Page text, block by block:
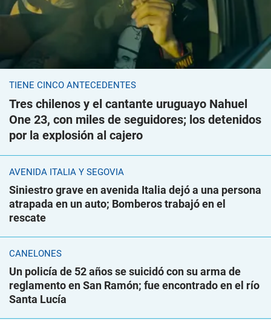
TIENE CINCO ANTECEDENTES
Tres chilenos y el cantante uruguayo Nahuel
One 23, con miles de seguidores; los detenidos
por la explosión al cajero
AVENIDA ITALIA Y SEGOVIA
Siniestro grave en avenida Italia dejó a una persona
atrapada en un auto; Bomberos trabajó en el
rescate
CANELONES
Un policía de 52 años se suicidó con su arma de
reglamento en San Ramón; fue encontrado en el río
Santa Lucía